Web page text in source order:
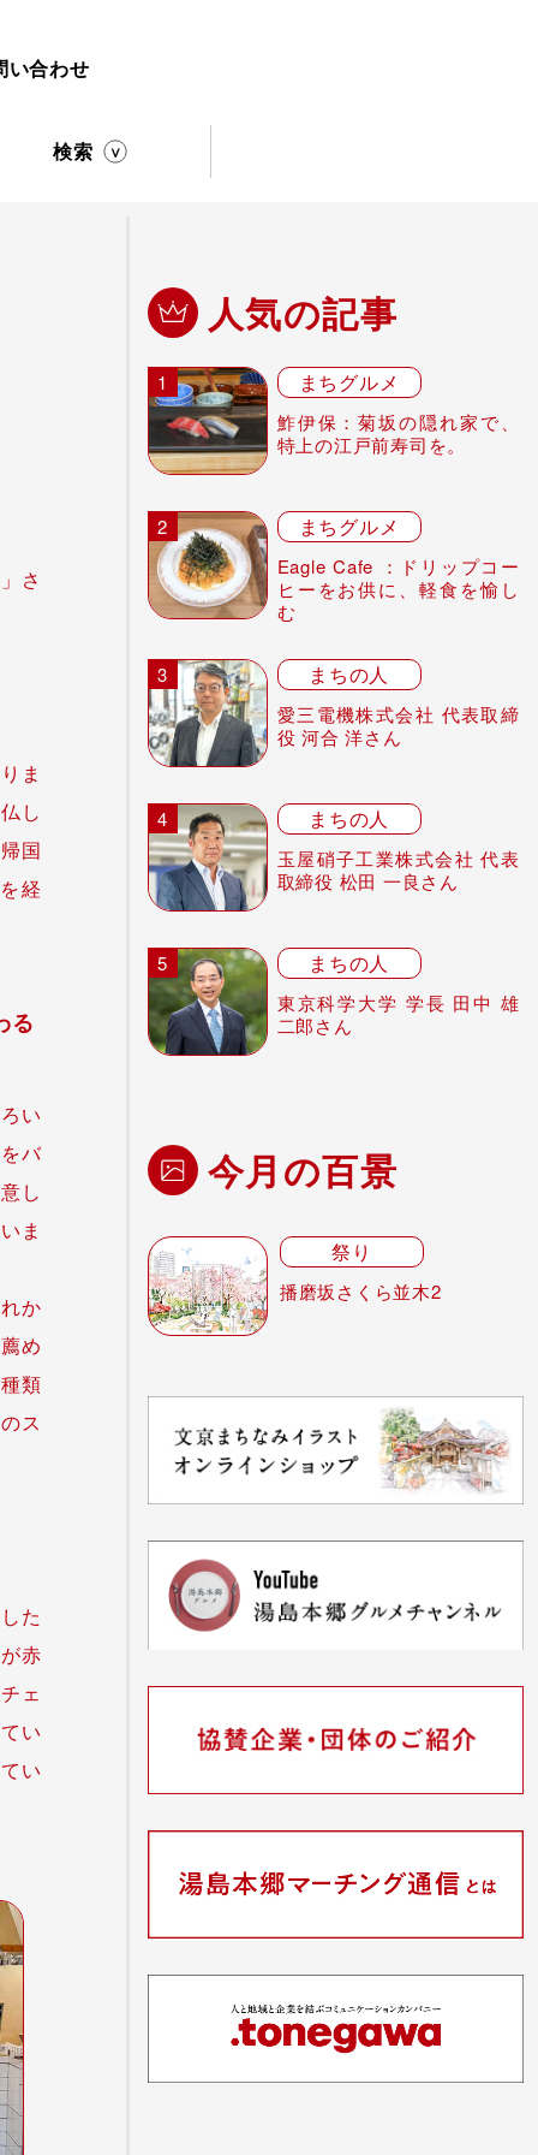
い合わせ
検索
さ
ま
し
国
経
る
い
バ
し
ま
か
め
類
ス
た
赤
ェ
い
い
人気の記事
まちグルメ
鮓伊保：菊坂の隠れ家で、
特上の江戸前寿司を。
まちグルメ
Eagle Cafe ：ドリップコー
ヒーをお供に、軽食を愉し
む
まちの人
愛三電機株式会社 代表取締
役 河合 洋さん
まちの人
玉屋硝子工業株式会社 代表
取締役 松田 一良さん
まちの人
東京科学大学 学長 田中 雄
二郎さん
今月の百景
祭り
播磨坂さくら並木2